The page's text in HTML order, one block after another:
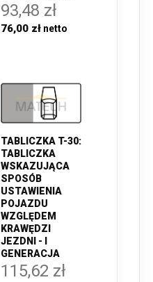
93,48 zł
76,00 zł
TABLICZKA T-30:
TABLICZKA
WSKAZUJĄCA
SPOSÓB
USTAWIENIA
POJAZDU
WZGLĘDEM
KRAWĘDZI
JEZDNI - I
GENERACJA
115,62 zł